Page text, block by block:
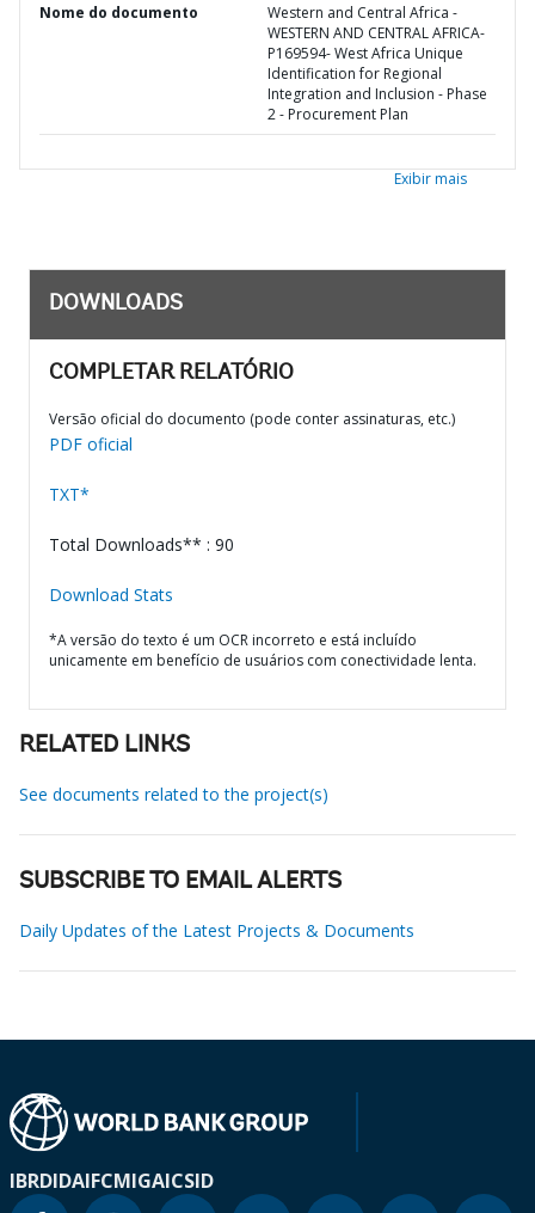
Nome do documento
Western and Central Africa -
WESTERN AND CENTRAL AFRICA-
P169594- West Africa Unique
Identification for Regional
Integration and Inclusion - Phase
2 - Procurement Plan
Exibir mais
DOWNLOADS
COMPLETAR RELATÓRIO
Versão oficial do documento (pode conter assinaturas, etc.)
PDF oficial
TXT*
Total Downloads** : 90
Download Stats
*A versão do texto é um OCR incorreto e está incluído
unicamente em benefício de usuários com conectividade lenta.
RELATED LINKS
See documents related to the project(s)
SUBSCRIBE TO EMAIL ALERTS
Daily Updates of the Latest Projects & Documents
IBRDIDAIFCMIGAICSID